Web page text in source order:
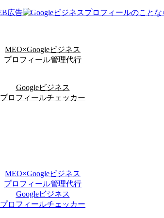
MEO×Googleビジネス
プロフィール管理代行
Googleビジネス
プロフィールチェッカー
MEO×Googleビジネス
プロフィール管理代行
Googleビジネス
プロフィールチェッカー